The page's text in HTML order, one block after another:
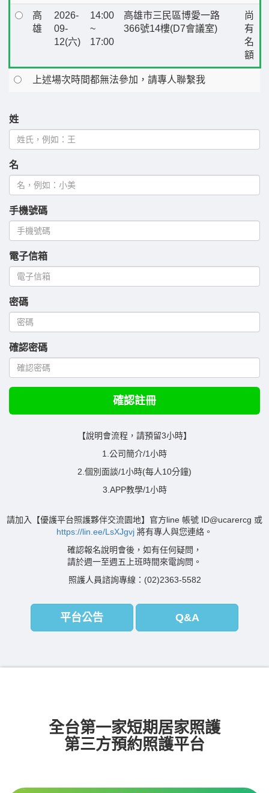
高
雄
2026-
09-
12(六)
14:00
~
17:00
高雄市三民區博愛一路
366號14樓(D7會議室)
尚
有
名
額
上述場次時間都無法參加，請專人聯繫我
姓
名
手機號碼
電子信箱
密碼
確認密碼
【說明會流程，請預留3小時】
1.公司簡介/1小時
2.個別面談/1小時(每人10分鐘)
3.APP教學/1小時
請加入【優護平台照護夥伴交流園地】官方line 帳號 ID@ucarercg 或
https://lin.ee/LsXJgvj 將有專人與您連絡。
確認報名說明會後，如有任何疑問，
請於週一至週五上班時間來電詢問。
照護人員諮詢專線：(02)2363-5582
平台公告 Q&A
全台第一家短期居家照護
第三方預約照護平台